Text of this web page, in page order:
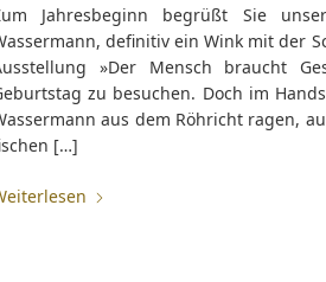
Jahresbeginn begrüßt Sie
definitiv ein Wink mit der
»Der Mensch braucht
zu besuchen. Doch im
aus dem Röhricht ragen,
[…]